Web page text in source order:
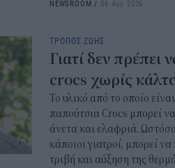
NEWSROOM / 06 Αυγ 2026
ΤΡΟΠΟΣ ΖΩΗΣ
Γιατί δεν πρέπει
crocs χωρίς
Το υλικό από το οποίο
παπούτσια Crocs μπορεί
άνετα και ελαφριά.
κάποιοι γιατροί, μπορεί
τριβή και αύξηση της